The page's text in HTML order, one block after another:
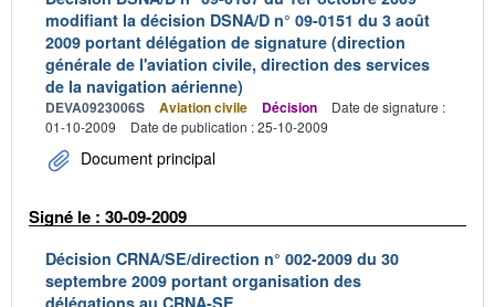
modifiant la décision DSNA/D n° 09-0151 du 3 août
2009 portant délégation de signature (direction
générale de l'aviation civile, direction des services
de la navigation aérienne)
DEVA0923006S Aviation civile Décision
Date de signature :
01-10-2009
Date de publication : 25-10-2009
Document principal
Signé le : 30-09-2009
Décision CRNA/SE/direction n° 002-2009 du 30
septembre 2009 portant organisation des
délégations au CRNA-SE